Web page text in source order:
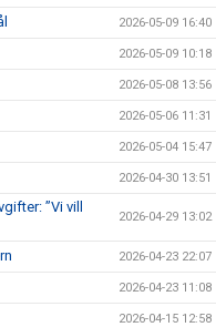
2026-05-09 16:40
2026-05-09 10:18
2026-05-08 13:56
2026-05-06 11:31
2026-05-04 15:47
2026-04-30 13:51
”Vi vill
2026-04-29 13:02
2026-04-23 22:07
2026-04-23 11:08
2026-04-15 12:58